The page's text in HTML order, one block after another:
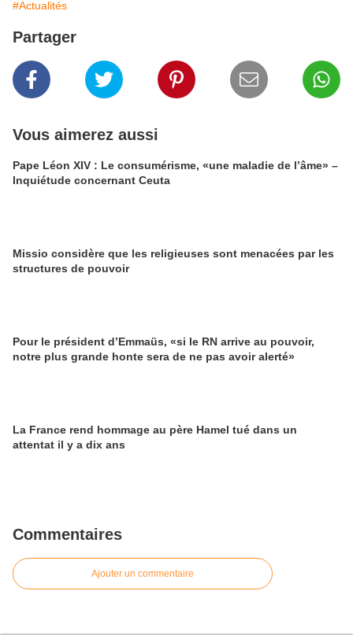
#Actualités
Partager
Vous aimerez aussi
Pape Léon XIV : Le consumérisme, «une maladie de l’âme» –
Inquiétude concernant Ceuta
Missio considère que les religieuses sont menacées par les
structures de pouvoir
Pour le président d’Emmaüs, «si le RN arrive au pouvoir,
notre plus grande honte sera de ne pas avoir alerté»
La France rend hommage au père Hamel tué dans un
attentat il y a dix ans
Commentaires
Ajouter un commentaire